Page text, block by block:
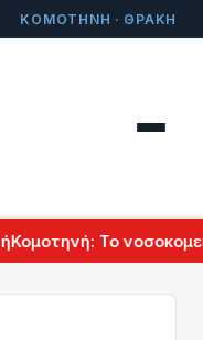
ΚΟΜΟΤΗΝΗ · ΘΡΑΚΗ
Το νοσοκομείο